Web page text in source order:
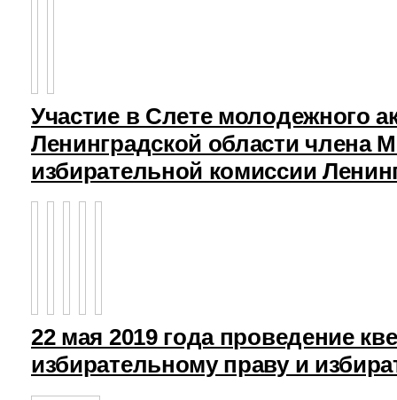
Участие в Слете молодежного
Ленинградской области члена
избирательной комиссии
22 мая 2019 года проведение
избирательному праву и